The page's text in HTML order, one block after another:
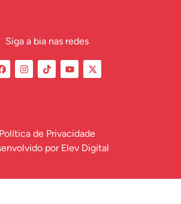
Siga a bia nas redes
Política de Privacidade
por Elev Digital